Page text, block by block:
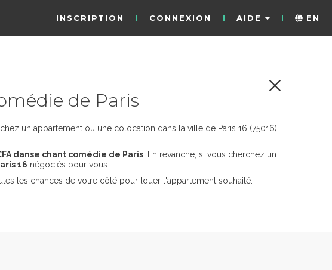
INSCRIPTION CONNEXION AIDE EN
de Paris
un appartement ou une colocation dans la ville de Paris 16 (75016).
danse chant comédie de Paris . En revanche, si vous cherchez un
16 négociés pour vous.
les chances de votre côté pour louer l'appartement souhaité.